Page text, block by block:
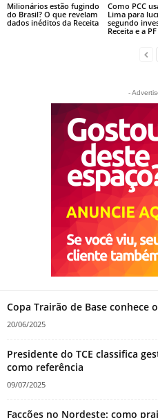
Milionários estão fugindo
do Brasil? O que revelam
dados inéditos da Receita
Como PCC
Lima para
segundo
Receita e a PF
-
Copa Trairão de Base conhece
20/06/2025
Presidente do TCE classifica
como referência
09/07/2025
Facções no Nordeste: como